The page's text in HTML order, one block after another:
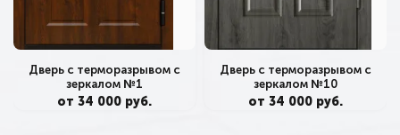
Дверь с терморазрывом с
зеркалом №1
от 34 000 руб.
Дверь с терморазрывом с
зеркалом №10
от 34 000 руб.